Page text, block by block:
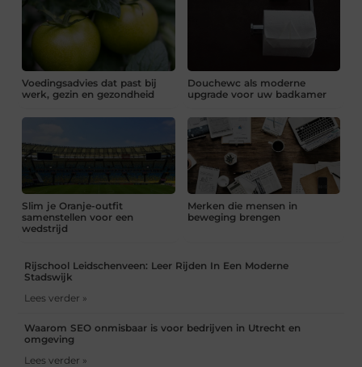
Voedingsadvies dat past bij
werk, gezin en gezondheid
Douchewc als moderne
upgrade voor uw badkamer
Slim je Oranje-outfit
samenstellen voor een
wedstrijd
Merken die mensen in
beweging brengen
Rijschool Leidschenveen: Leer Rijden In Een Moderne
Stadswijk
Lees verder »
Waarom SEO onmisbaar is voor bedrijven in Utrecht en
omgeving
Lees verder »